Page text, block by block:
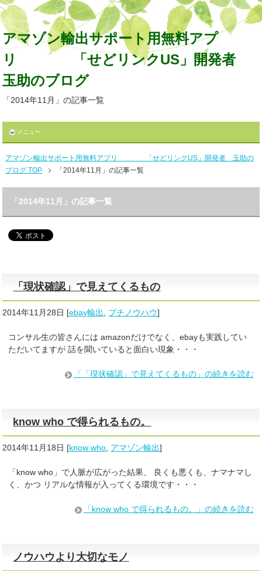
アマゾン輸出サポート用無料アプ
リ 「せどリンクUS」開発者
玉助のブログ
「2014年11月」の記事一覧
メニュー
アマゾン輸出サポート用無料アプリ 「せどリンクUS」開発者 玉助の
ブログ TOP
「2014年11月」の記事一覧
「2014年11月」の記事一覧
「現状確認」で見えてくるもの
2014年11月28日 [ebay輸出 プチノウハウ]
コンサル生の皆さんには amazonだけでなく、ebayも実践してい
ただいてますが 話を聞いていると面白い現象・・・
「「現状確認」で見えてくるもの」の続きを読む
know who で得られるもの。
2014年11月18日 [know who アマゾン輸出]
「know who」で人脈が広がった結果、 良くも悪くも、ナマナマし
く、かつ リアルな情報が入ってくる環境です・・・
「know who で得られるもの。」の続きを読む
ノウハウより大切なモノ